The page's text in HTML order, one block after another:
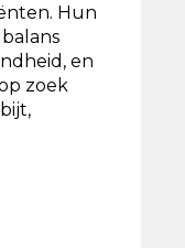
Hun
en
zoek